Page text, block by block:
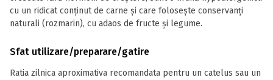
cu un ridicat conținut de carne și care folosește conservanți
naturali (rozmarin), cu adaos de fructe și legume.
Sfat utilizare/preparare/gatire
Ratia zilnica aproximativa recomandata pentru un catelus sau un